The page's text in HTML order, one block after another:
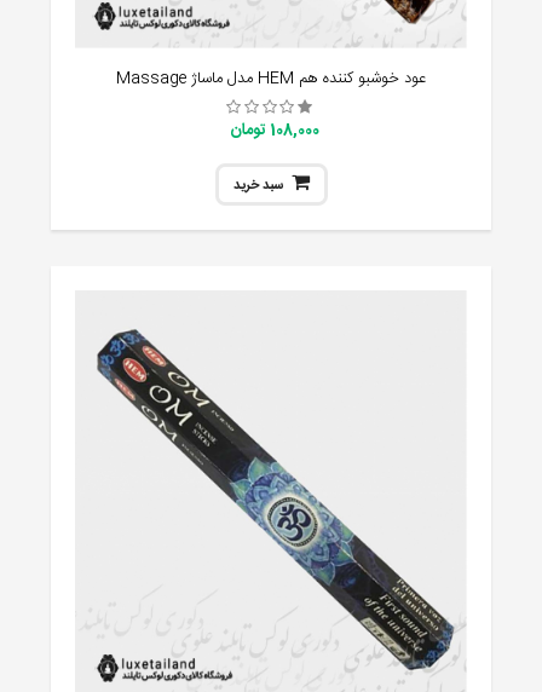
عود خوشبو کننده هم HEM مدل ماساژ Massage
108,000 تومان
سبد خرید